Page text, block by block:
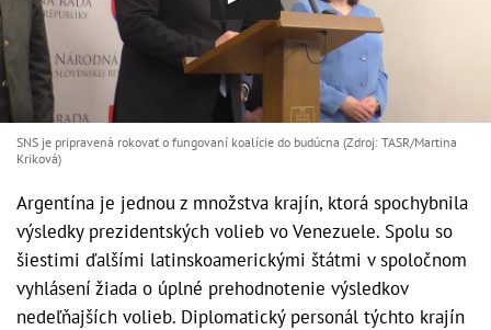
SNS je pripravená rokovať o fungovaní koalície do budúcna (Zdroj: TASR/Martina
Kriková)
Argentína je jednou z množstva krajín, ktorá spochybnila
výsledky prezidentských volieb vo Venezuele. Spolu so
šiestimi ďalšími latinskoamerickými štátmi v spoločnom
vyhlásení žiada o úplné prehodnotenie výsledkov
nedeľňajších volieb. Diplomatický personál týchto krajín